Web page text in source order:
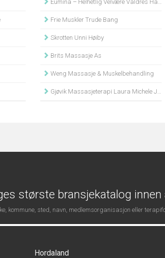
Eumina – Helhetlig Velvære Valdres Hans Allergoth
Frie Muskler Trude Bang
Skrotten Unni Høiby
Brits Massasje As
Weng Massasje & Muskelbehandling
Gjøvik Massasjeterapi Laura Michele Jakobsen
største bransjekatalog innen
kommune, sted, navn, medlemsorganisasjon eller
Hordaland